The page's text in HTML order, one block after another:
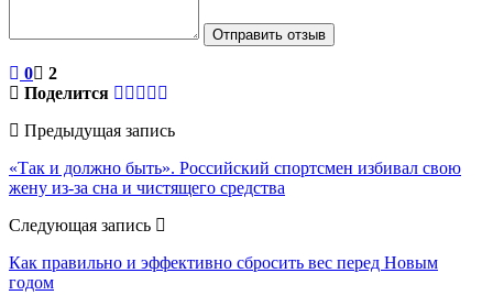
Отправить отзыв
0
2
Поделится
Предыдущая запись
«Так и должно быть». Российский спортсмен избивал свою
жену из-за сна и чистящего средства
Следующая запись
Как правильно и эффективно сбросить вес перед Новым
годом